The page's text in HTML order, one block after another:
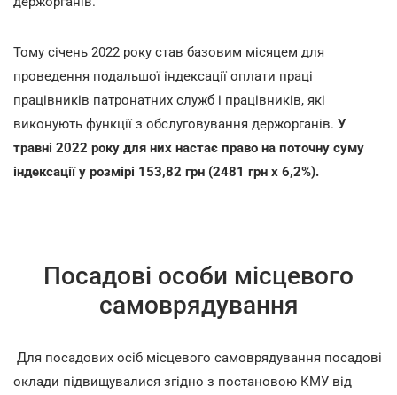
Тому січень 2022 року став базовим місяцем для
проведення подальшої індексації оплати праці
працівників патронатних служб і працівників, які
виконують функції з обслуговування держорганів. У
травні 2022 року для них настає право на поточну суму
індексації у розмірі 153,82 грн (2481 грн х 6,2%).
Посадові особи місцевого
самоврядування
Для посадових осіб місцевого самоврядування посадові
оклади підвищувалися згідно з постановою КМУ від